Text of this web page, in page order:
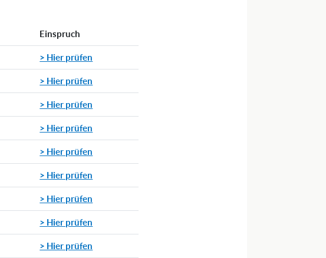
Einspruch
> Hier prüfen
> Hier prüfen
> Hier prüfen
> Hier prüfen
> Hier prüfen
> Hier prüfen
> Hier prüfen
> Hier prüfen
> Hier prüfen